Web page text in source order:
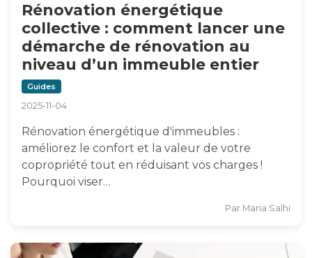
Rénovation énergétique
collective : comment lancer une
démarche de rénovation au
niveau d’un immeuble entier
Guides
2025-11-04
Rénovation énergétique d'immeubles :
améliorez le confort et la valeur de votre
copropriété tout en réduisant vos charges !
Pourquoi viser…
Par Maria Salhi